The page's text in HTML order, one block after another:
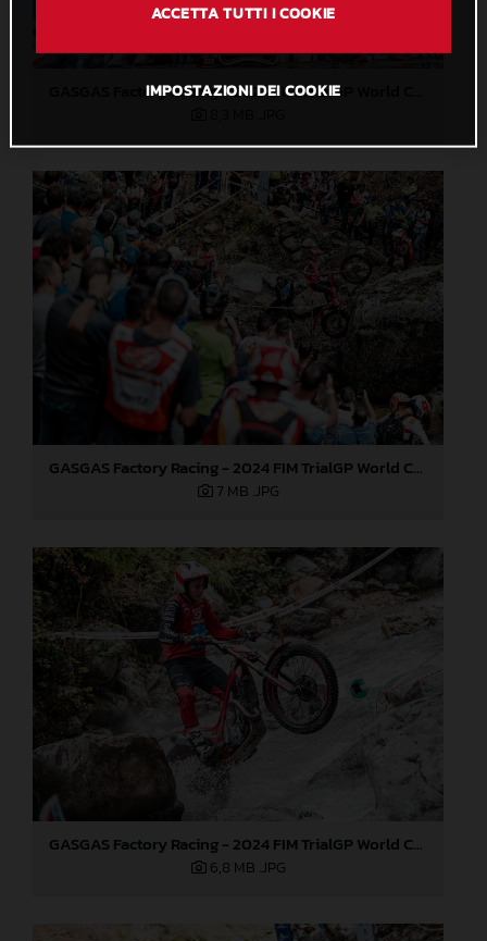
GASGAS Factory Racing - 2024 FIM TrialGP World Championship - Round 3, Italy
7 MB .JPG
GASGAS Factory Racing - 2024 FIM TrialGP World Championship - Round 3, Italy
6,8 MB .JPG
ACCETTA TUTTI I COOKIE
IMPOSTAZIONI DEI COOKIE